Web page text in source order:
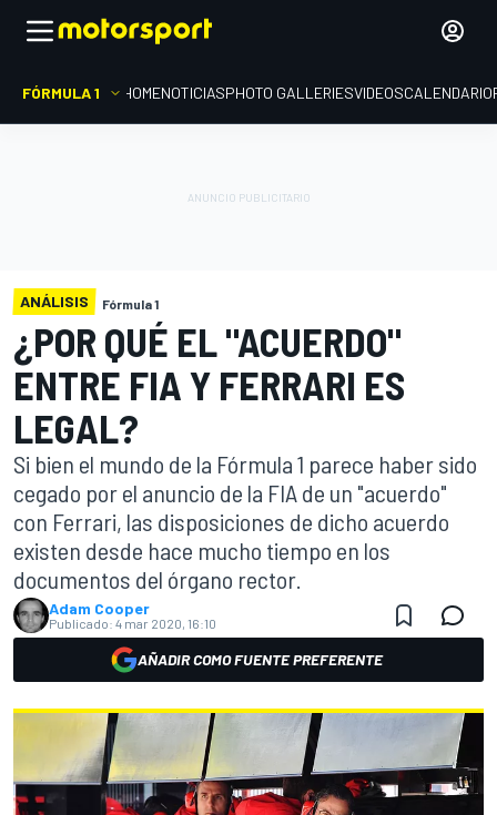
FÓRMULA 1 HOMENOTICIASPHOTO GALLERIESVIDEOSCALENDARIO
ANÁLISIS Fórmula 1
¿POR QUÉ EL "ACUERDO"
ENTRE FIA Y FERRARI ES
LEGAL?
Si bien el mundo de la Fórmula 1 parece haber sido
cegado por el anuncio de la FIA de un "acuerdo"
con Ferrari, las disposiciones de dicho acuerdo
existen desde hace mucho tiempo en los
documentos del órgano rector.
Adam Cooper
Publicado: 4 mar 2020, 16:10
AÑADIR COMO FUENTE PREFERENTE